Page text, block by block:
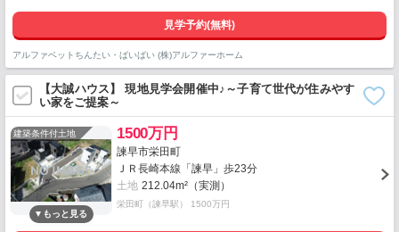
見学予約(無料)
アルファベットちんたい・ばいばい (株)アルファーホーム
【大誠ハウス】 現地見学会開催中♪～子育て世代が住みやす
い家をご提案～
建築条件付土地 1500万円
諫早市栄田町
ＪＲ長崎本線「諫早」歩23分
土地 212.04m²（実測）
栄田町（諫早駅） 1500万円